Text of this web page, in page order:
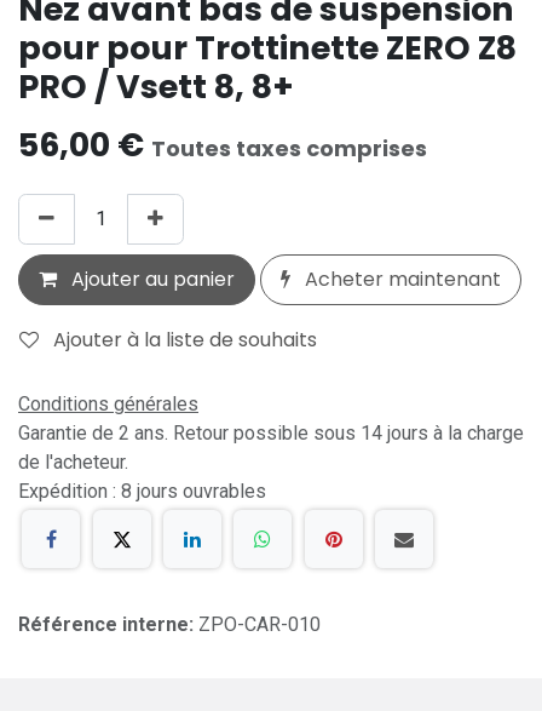
Nez avant bas de suspension
pour pour Trottinette ZERO Z8
PRO / Vsett 8, 8+
56,00 € Toutes taxes comprises
Ajouter au panier Acheter maintenant
Ajouter à la liste de souhaits
Conditions générales
Garantie de 2 ans. Retour possible sous 14 jours à la charge
de l'acheteur.
Expédition : 8 jours ouvrables
Référence interne: ZPO-CAR-010